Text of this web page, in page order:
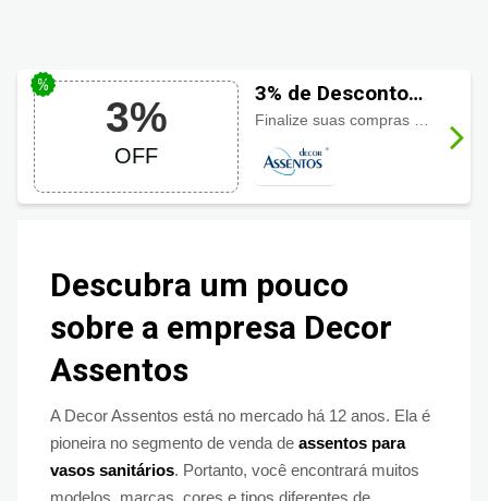
3%
OFF
3% de Desconto
Decor Assentos
Descubra um pouco
sobre a empresa Decor
Assentos
A Decor Assentos está no mercado há 12 anos. Ela é
pioneira no segmento de venda de assentos para
vasos sanitários. Portanto, você encontrará muitos
modelos, marcas, cores e tipos diferentes de